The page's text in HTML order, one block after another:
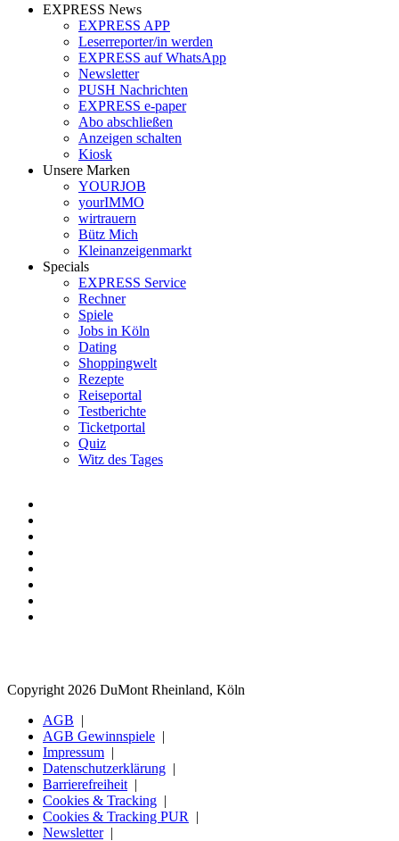
EXPRESS News
EXPRESS APP
Leserreporter/in werden
EXPRESS auf WhatsApp
Newsletter
PUSH Nachrichten
EXPRESS e-paper
Abo abschließen
Anzeigen schalten
Kiosk
Unsere Marken
YOURJOB
yourIMMO
wirtrauern
Bütz Mich
Kleinanzeigenmarkt
Specials
EXPRESS Service
Rechner
Spiele
Jobs in Köln
Dating
Shoppingwelt
Rezepte
Reiseportal
Testberichte
Ticketportal
Quiz
Witz des Tages
Copyright 2026 DuMont Rheinland, Köln
AGB
AGB Gewinnspiele
Impressum
Datenschutzerklärung
Barrierefreiheit
Cookies & Tracking
Cookies & Tracking PUR
Newsletter